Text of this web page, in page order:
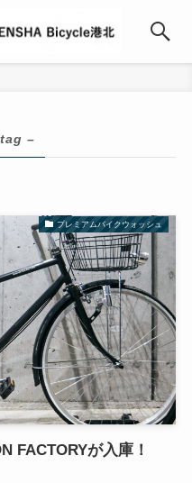
–
プレミアムバイクウォッシュ
FACTORYが入庫！